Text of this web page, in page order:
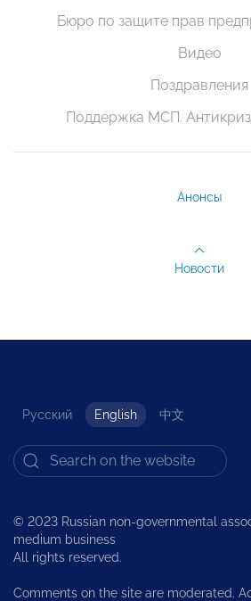
Бюро по защите прав
Видео
Поздравления
Поддержка МСП.
Анонсы
Новости
Русский English 中文
© 2023 Russian non-governmental
medium business
All rights reserved.
Comments on the site are moderated.